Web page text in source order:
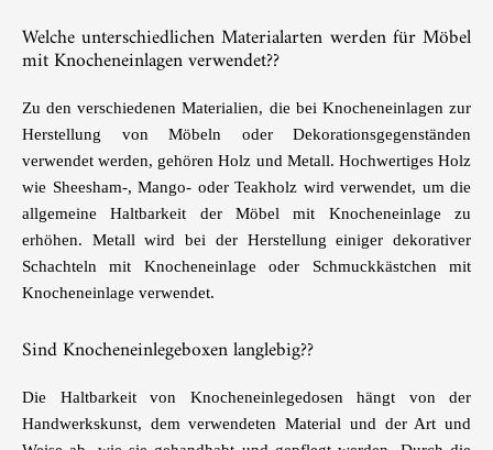
Welche unterschiedlichen Materialarten werden für Möbel
mit Knocheneinlagen verwendet??
Zu den verschiedenen Materialien, die bei Knocheneinlagen zur
Herstellung von Möbeln oder Dekorationsgegenständen
verwendet werden, gehören Holz und Metall. Hochwertiges Holz
wie Sheesham-, Mango- oder Teakholz wird verwendet, um die
allgemeine Haltbarkeit der Möbel mit Knocheneinlage zu
erhöhen. Metall wird bei der Herstellung einiger dekorativer
Schachteln mit Knocheneinlage oder Schmuckkästchen mit
Knocheneinlage verwendet.
Sind Knocheneinlegeboxen langlebig??
Die Haltbarkeit von Knocheneinlegedosen hängt von der
Handwerkskunst, dem verwendeten Material und der Art und